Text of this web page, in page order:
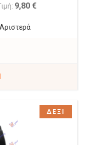
9,80 €
Αριστερά
ΔΕΞΙ